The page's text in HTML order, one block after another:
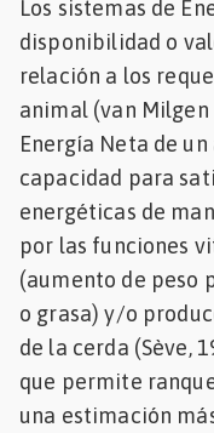
Los sistemas de
disponibilidad o
relación a los
animal (van Milgen
Energía Neta de
capacidad para
energéticas de
por las funciones
(aumento de peso
o grasa) y/o
de la cerda (Sève,
que permite
una estimación